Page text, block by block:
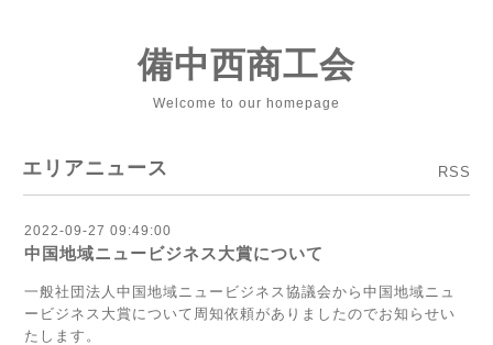
備中西商工会
Welcome to our homepage
エリアニュース RSS
2022-09-27 09:49:00
中国地域ニュービジネス大賞について
一般社団法人中国地域ニュービジネス協議会から中国地域ニュ
ービジネス大賞について周知依頼がありましたのでお知らせい
たします。